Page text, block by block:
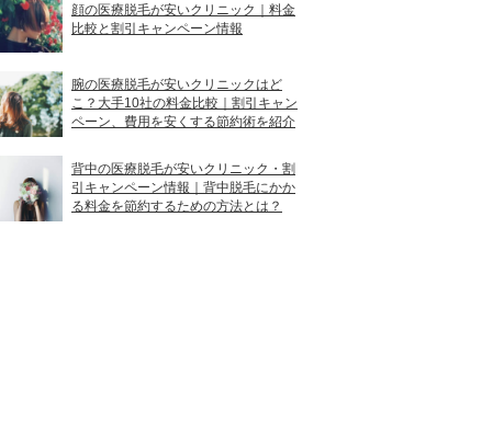
顔の医療脱毛が安いクリニック｜料金
比較と割引キャンペーン情報
腕の医療脱毛が安いクリニックはど
こ？大手10社の料金比較｜割引キャン
ペーン、費用を安くする節約術を紹介
背中の医療脱毛が安いクリニック・割
引キャンペーン情報｜背中脱毛にかか
る料金を節約するための方法とは？